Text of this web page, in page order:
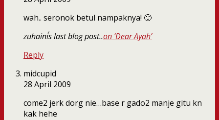
wah.. seronok betul nampaknya! 🙂
zuhaini´s last blog post..on ‘Dear Ayah’
Reply
midcupid
28 April 2009
come2 jerk dorg nie…base r gado2 manje gitu kn
kak hehe